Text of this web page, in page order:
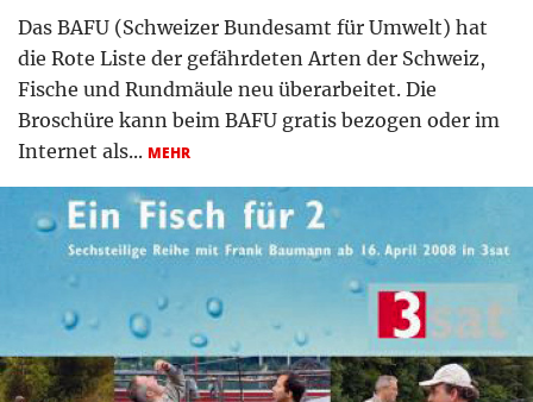
Das BAFU (Schweizer Bundesamt für Umwelt) hat
die Rote Liste der gefährdeten Arten der Schweiz,
Fische und Rundmäule neu überarbeitet. Die
Broschüre kann beim BAFU gratis bezogen oder im
Internet als... MEHR